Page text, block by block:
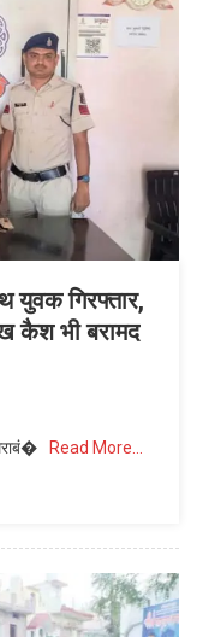
युवक गिरफ्तार,
कैश भी बरामद
Read More…